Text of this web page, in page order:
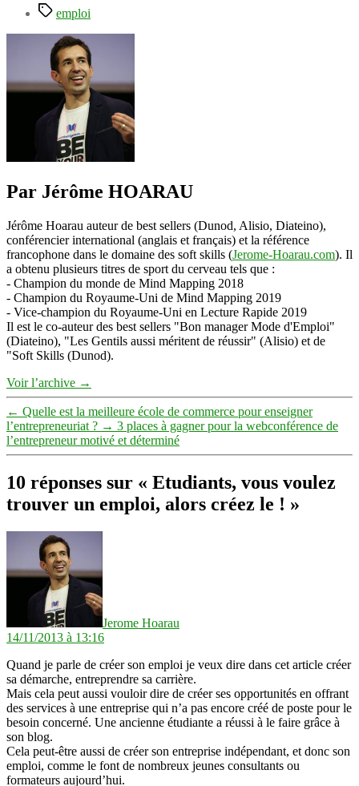
Étiquettes
emploi
Par Jérôme HOARAU
Jérôme Hoarau auteur de best sellers (Dunod, Alisio, Diateino),
conférencier international (anglais et français) et la référence
francophone dans le domaine des soft skills (Jerome-Hoarau.com). Il
a obtenu plusieurs titres de sport du cerveau tels que :
- Champion du monde de Mind Mapping 2018
- Champion du Royaume-Uni de Mind Mapping 2019
- Vice-champion du Royaume-Uni en Lecture Rapide 2019
Il est le co-auteur des best sellers "Bon manager Mode d'Emploi"
(Diateino), "Les Gentils aussi méritent de réussir" (Alisio) et de
"Soft Skills (Dunod).
Voir l’archive →
← Quelle est la meilleure école de commerce pour enseigner
l’entrepreneuriat ? → 3 places à gagner pour la webconférence de
l’entrepreneur motivé et déterminé
10 réponses sur « Etudiants, vous voulez
trouver un emploi, alors créez le ! »
Jerome Hoarau
14/11/2013 à 13:16
Quand je parle de créer son emploi je veux dire dans cet article créer
sa démarche, entreprendre sa carrière.
Mais cela peut aussi vouloir dire de créer ses opportunités en offrant
des services à une entreprise qui n’a pas encore créé de poste pour le
besoin concerné. Une ancienne étudiante a réussi à le faire grâce à
son blog.
Cela peut-être aussi de créer son entreprise indépendant, et donc son
emploi, comme le font de nombreux jeunes consultants ou
formateurs aujourd’hui.